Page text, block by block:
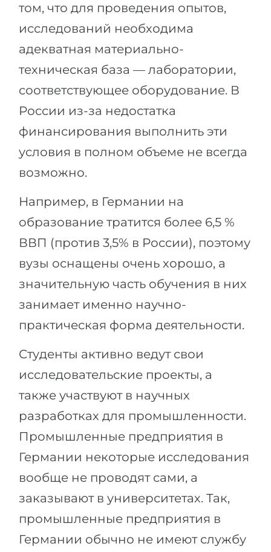
том, что для проведения опытов,
исследований необходима
адекватная материально-
техническая база — лаборатории,
соответствующее оборудование. В
России из-за недостатка
финансирования выполнить эти
условия в полном объеме не всегда
возможно.
Например, в Германии на
образование тратится более 6,5 %
ВВП (против 3,5% в России), поэтому
вузы оснащены очень хорошо, а
значительную часть обучения в них
занимает именно научно-
практическая форма деятельности.
Студенты активно ведут свои
исследовательские проекты, а
также участвуют в научных
разработках для промышленности.
Промышленные предприятия в
Германии некоторые исследования
вообще не проводят сами, а
заказывают в университетах. Так,
промышленные предприятия в
Германии обычно не имеют службу